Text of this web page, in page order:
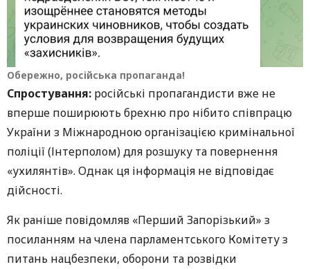
Обережно, російська пропаганда!
Спростування: російські пропагандисти вже не
вперше поширюють брехню про нібито співпрацю
України з Міжнародною організацією кримінальної
поліції (Інтерполом) для розшуку та повернення
«ухилянтів». Однак ця інформація не відповідає
дійсності.
Як раніше повідомляв «Перший Запорізький» з
посиланням на члена парламентського Комітету з
питань нацбезпеки, оборони та розвідки